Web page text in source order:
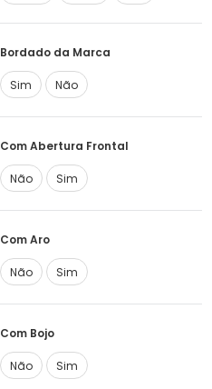
Bordado da Marca
Sim Não
Com Abertura Frontal
Não Sim
Com Aro
Não Sim
Com Bojo
Não Sim